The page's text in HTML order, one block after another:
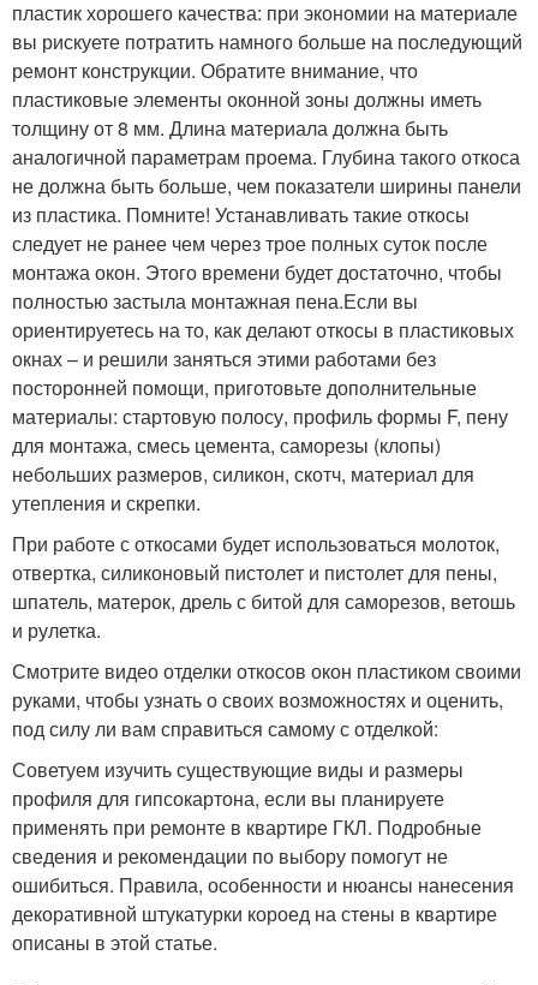
пластик хорошего качества: при экономии на материале
вы рискуете потратить намного больше на последующий
ремонт конструкции. Обратите внимание, что
пластиковые элементы оконной зоны должны иметь
толщину от 8 мм. Длина материала должна быть
аналогичной параметрам проема. Глубина такого откоса
не должна быть больше, чем показатели ширины панели
из пластика. Помните! Устанавливать такие откосы
следует не ранее чем через трое полных суток после
монтажа окон. Этого времени будет достаточно, чтобы
полностью застыла монтажная пена.Если вы
ориентируетесь на то, как делают откосы в пластиковых
окнах – и решили заняться этими работами без
посторонней помощи, приготовьте дополнительные
материалы: стартовую полосу, профиль формы F, пену
для монтажа, смесь цемента, саморезы (клопы)
небольших размеров, силикон, скотч, материал для
утепления и скрепки.
При работе с откосами будет использоваться молоток,
отвертка, силиконовый пистолет и пистолет для пены,
шпатель, матерок, дрель с битой для саморезов, ветошь
и рулетка.
Смотрите видео отделки откосов окон пластиком своими
руками, чтобы узнать о своих возможностях и оценить,
под силу ли вам справиться самому с отделкой:
Советуем изучить существующие виды и размеры
профиля для гипсокартона, если вы планируете
применять при ремонте в квартире ГКЛ. Подробные
сведения и рекомендации по выбору помогут не
ошибиться. Правила, особенности и нюансы нанесения
декоративной штукатурки короед на стены в квартире
описаны в этой статье.